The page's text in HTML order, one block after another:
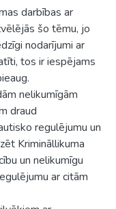
darbības ar
šo tēmu, jo
nodarījumi ar
tos ir iespējams
nelikumīgām
draud
regulējumu un
Krimināllikuma
un nelikumīgu
ar citām